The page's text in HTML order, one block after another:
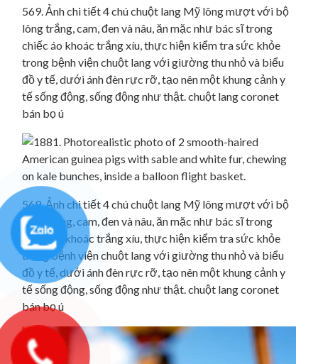
569. Ảnh chi tiết 4 chú chuột lang Mỹ lông mượt với bộ
lông trắng, cam, đen và nâu, ăn mặc như bác sĩ trong
chiếc áo khoác trắng xíu, thực hiện kiểm tra sức khỏe
trong bệnh viện chuột lang với giường thu nhỏ và biểu
đồ y tế, dưới ánh đèn rực rỡ, tạo nên một khung cảnh y
tế sống động, sống động như thật. chuột lang coronet
bán bọ ú
569. Ảnh chi tiết 4 chú chuột lang Mỹ lông mượt với bộ
lông trắng, cam, đen và nâu, ăn mặc như bác sĩ trong
chiếc áo khoác trắng xíu, thực hiện kiểm tra sức khỏe
trong bệnh viện chuột lang với giường thu nhỏ và biểu
đồ y tế, dưới ánh đèn rực rỡ, tạo nên một khung cảnh y
tế sống động, sống động như thật. chuột lang coronet
bán bọ ú